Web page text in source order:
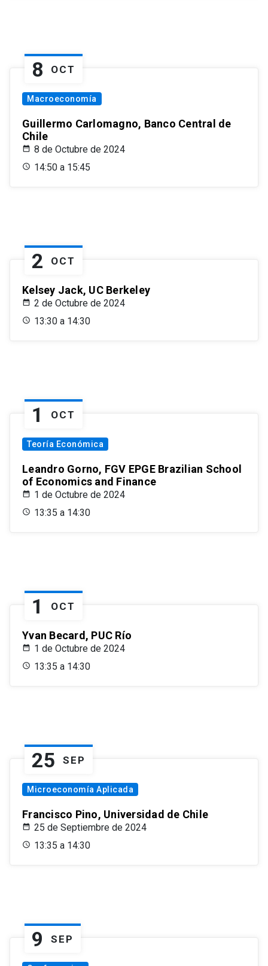
8 OCT
Macroeconomía
Guillermo Carlomagno, Banco Central de
Chile
8 de Octubre de 2024
14:50 a 15:45
2 OCT
Kelsey Jack, UC Berkeley
2 de Octubre de 2024
13:30 a 14:30
1 OCT
Teoría Económica
Leandro Gorno, FGV EPGE Brazilian School
of Economics and Finance
1 de Octubre de 2024
13:35 a 14:30
1 OCT
Yvan Becard, PUC Río
1 de Octubre de 2024
13:35 a 14:30
25 SEP
Microeconomía Aplicada
Francisco Pino, Universidad de Chile
25 de Septiembre de 2024
13:35 a 14:30
9 SEP